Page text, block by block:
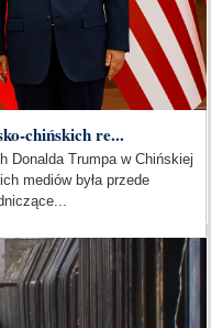
chińskich re...
Donalda Trumpa w Chińskiej
mediów była przede